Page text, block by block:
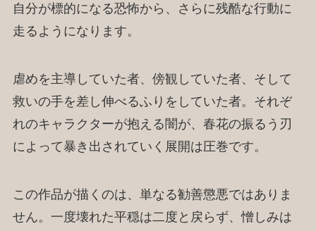
自分が標的になる恐怖から、さらに残酷な行動に
走るようになります。
虐めを主導していた者、傍観していた者、そして
救いの手を差し伸べるふりをしていた者。それぞ
れのキャラクターが抱える闇が、春花の振るう刃
によって暴き出されていく展開は圧巻です。
この作品が描くのは、単なる勧善懲悪ではありま
せん。一度壊れた平穏は二度と戻らず、憎しみは